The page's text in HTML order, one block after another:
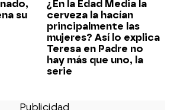
su
¿En la Edad Media la
cerveza la hacían
principalmente las
mujeres? Así lo explica
Teresa en Padre no
hay más que uno, la
serie